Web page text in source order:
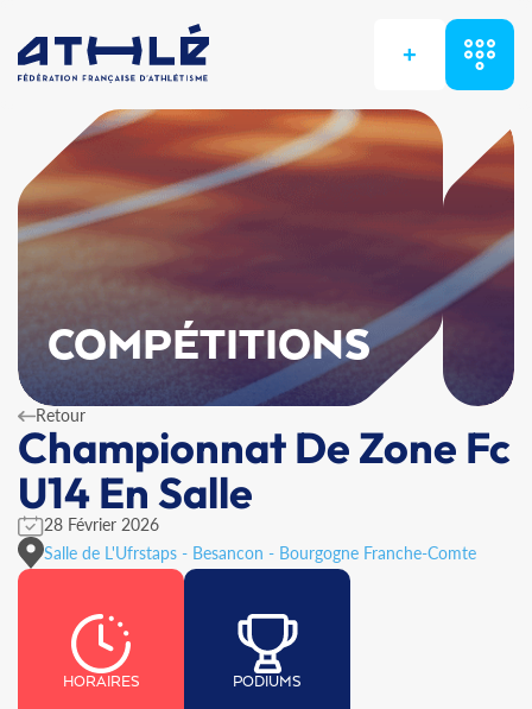
+
COMPÉTITIONS
Retour
Championnat De Zone Fc
U14 En Salle
28 Février 2026
Salle de L'Ufrstaps - Besancon - Bourgogne Franche-Comte
HORAIRES PODIUMS